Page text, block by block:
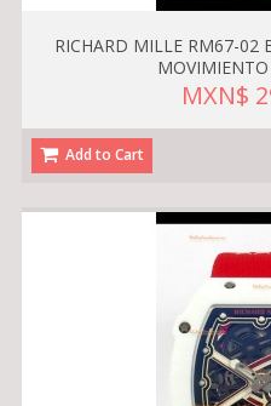
RICHARD MILLE RM67-02
MXN$
Add to Cart